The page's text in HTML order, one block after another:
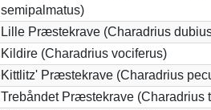
semipalmatus)
Lille Præstekrave (Charadrius
Kildire (Charadrius vociferus)
Kittlitz' Præstekrave (Charadrius
Trebåndet Præstekrave (Charadrius